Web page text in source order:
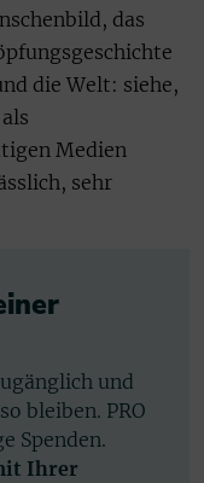
das
die Welt: siehe,
Medien
sehr
und
bleiben. PRO
Spenden.
Ihrer